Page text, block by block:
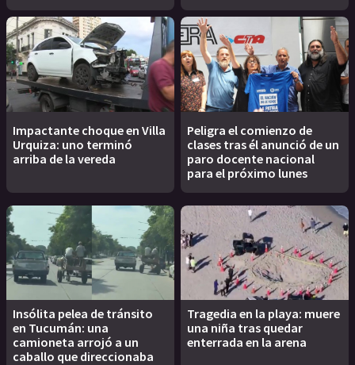
Impactante choque en Villa
Urquiza: uno terminó
arriba de la vereda
Peligra el comienzo de
clases tras él anunció de un
paro docente nacional
para el próximo lunes
Insólita pelea de tránsito
en Tucumán: una
camioneta arrojó a un
caballo que direccionaba
Tragedia en la playa: muere
una niña tras quedar
enterrada en la arena